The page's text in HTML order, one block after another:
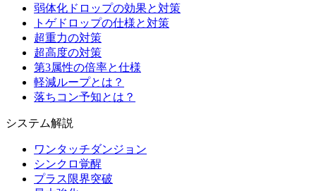
弱体化ドロップの効果と対策
トゲドロップの仕様と対策
超重力の対策
超高度の対策
第3属性の倍率と仕様
軽減ループとは？
落ちコン予知とは？
システム解説
ワンタッチダンジョン
シンクロ覚醒
プラス限界突破